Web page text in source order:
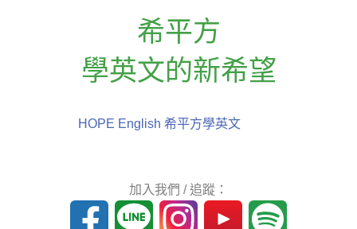
希平方
學英文的新希望
HOPE English 希平方學英文
加入我們 / 追蹤：